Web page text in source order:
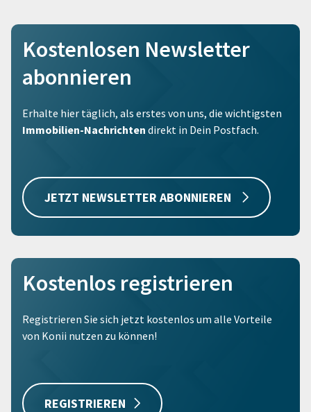
Kostenlosen Newsletter
abonnieren
Erhalte hier täglich, als erstes von uns, die wichtigsten
Immobilien-Nachrichten direkt in Dein Postfach.
JETZT NEWSLETTER ABONNIEREN
Kostenlos registrieren
Registrieren Sie sich jetzt kostenlos um alle Vorteile
von Konii nutzen zu können!
REGISTRIEREN